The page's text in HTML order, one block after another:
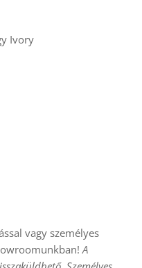
Ivory
vagy személyes
A